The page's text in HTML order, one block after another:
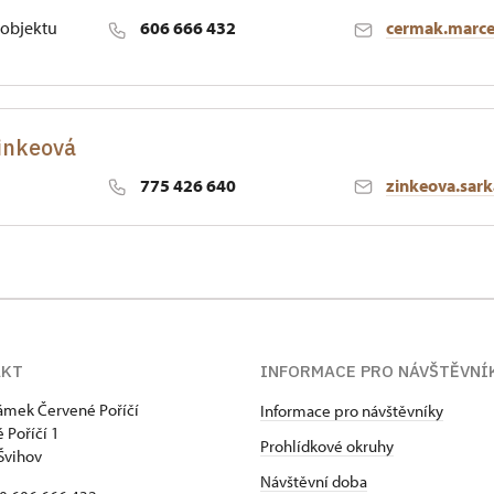
606 666 432
775 426 640
Červené Poříčí
Poříčí 1
INFORMACE PRO
Informace pro návštěvníky
Prohlídkové okruhy
Návštěvní doba